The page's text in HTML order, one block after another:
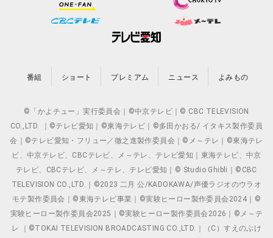
番組 ショート プレミアム ニュース よみもの
©「かよチュー」実行委員会｜©中京テレビ｜© CBC TELEVISION
CO.,LTD. ｜©テレビ愛知｜©東海テレビ｜©多田かおる/ イタキス製作委員
会｜©テレビ愛知・フリュー／徹之進製作委員会｜©メ～テレ｜©東海テレ
ビ、中京テレビ、CBCテレビ、メ～テレ、テレビ愛知｜東海テレビ、中京
テレビ、CBCテレビ、メ～テレ、テレビ愛知｜© Studio Ghibli｜©CBC
TELEVISION CO.,LTD.｜©2023 二月 公/KADOKAWA/声優ラジオのウラオ
モテ製作委員会｜©東海テレビ事業｜©実験ヒーロー製作委員会2024｜©
実験ヒーロー製作委員会2025｜©実験ヒーロー製作委員会2026｜©メ～テ
レ ｜©TOKAI TELEVISION BROADCASTING CO.,LTD.｜（C）すえのぶけ